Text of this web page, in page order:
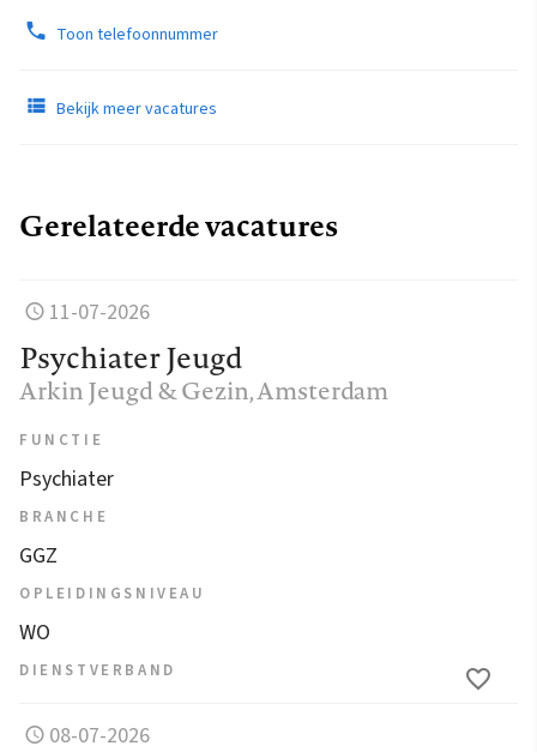
Toon telefoonnummer
Bekijk meer vacatures
Gerelateerde vacatures
11-07-2026
Psychiater Jeugd
Arkin Jeugd & Gezin, Amsterdam
FUNCTIE
Psychiater
BRANCHE
GGZ
OPLEIDINGSNIVEAU
WO
DIENSTVERBAND
08-07-2026